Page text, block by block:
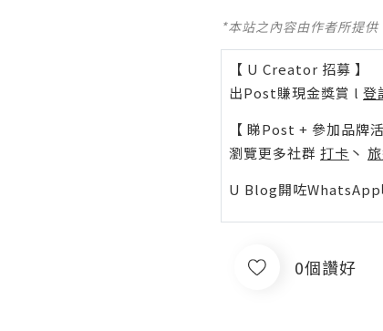
*本站之內容由作者所提
【 U Creator 招募 】
出Post賺現金獎賞 l 登
【 睇Post + 參加品牌活
瀏覽更多社群 打卡 丶
U Blog開咗WhatsApp
0個讚好